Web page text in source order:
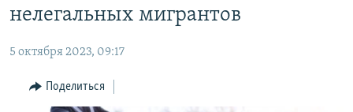
главной
Вернутся
поиску
КЫРГЫЗЧА
ЎЗБЕКЧА
ПОДПИШИТЕСЬ НА НАС В СОЦСЕТЯХ
нелегальных мигрантов
5 октября 2023, 09:17
Поделиться